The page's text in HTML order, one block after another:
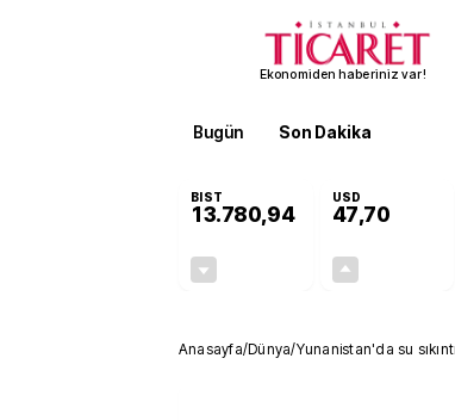
Ekonomiden haberiniz var!
Bugün Son Dakika
BIST
13.780,94
USD
47,70
Anasayfa/Dünya/Yunanistan'da su